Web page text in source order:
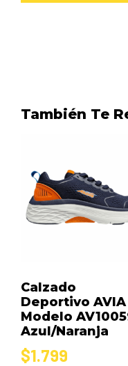
También Te
Calzado
Deportivo AVIA
Modelo
Azul/Naranja
$1.799